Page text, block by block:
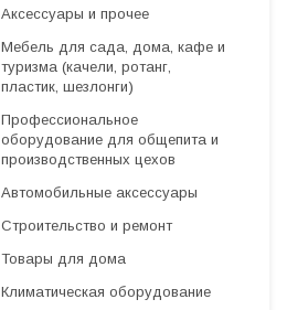
Аксессуары и прочее
Мебель для сада, дома, кафе и
туризма (качели, ротанг,
пластик, шезлонги)
Профессиональное
оборудование для общепита и
производственных цехов
Автомобильные аксессуары
Строительство и ремонт
Товары для дома
Климатическая оборудование